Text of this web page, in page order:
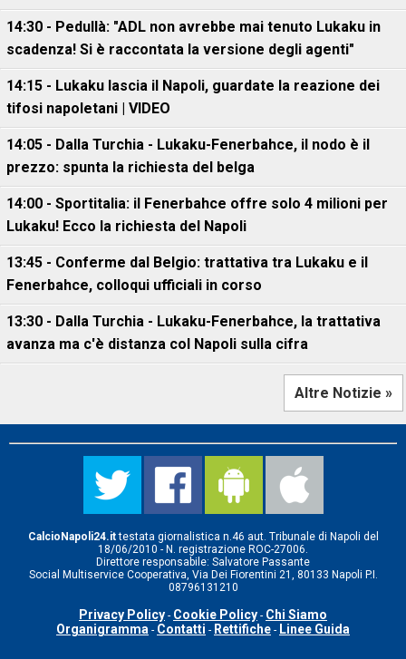
14:30 - Pedullà: "ADL non avrebbe mai tenuto Lukaku in
scadenza! Si è raccontata la versione degli agenti"
14:15 - Lukaku lascia il Napoli, guardate la reazione dei
tifosi napoletani | VIDEO
14:05 - Dalla Turchia - Lukaku-Fenerbahce, il nodo è il
prezzo: spunta la richiesta del belga
14:00 - Sportitalia: il Fenerbahce offre solo 4 milioni per
Lukaku! Ecco la richiesta del Napoli
13:45 - Conferme dal Belgio: trattativa tra Lukaku e il
Fenerbahce, colloqui ufficiali in corso
13:30 - Dalla Turchia - Lukaku-Fenerbahce, la trattativa
avanza ma c'è distanza col Napoli sulla cifra
Altre Notizie »
CalcioNapoli24.ittestata giornalistica n.46 aut. Tribunale di Napoli del
18/06/2010 - N. registrazione ROC-27006.
Direttore responsabile: Salvatore Passante
Social Multiservice Cooperativa, Via Dei Fiorentini 21, 80133 Napoli P.I.
08796131210
Privacy Policy - Cookie Policy - Chi Siamo
Organigramma - Contatti - Rettifiche - Linee Guida